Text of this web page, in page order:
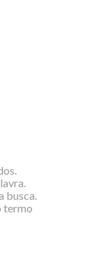
busca.
termo